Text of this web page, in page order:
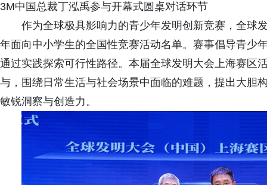
3M中国总裁丁泓禹参与开幕式圆桌对话环节
作为全球极具影响力的青少年发明创新竞赛，全球
年面向中小学生的全国性竞赛活动名单。赛事倡导青少
通过实践探索可行性路径。本届全球发明大会上海赛区
与，围绕日常生活与社会场景中面临的难题，提出大胆
敏锐洞察与创造力。